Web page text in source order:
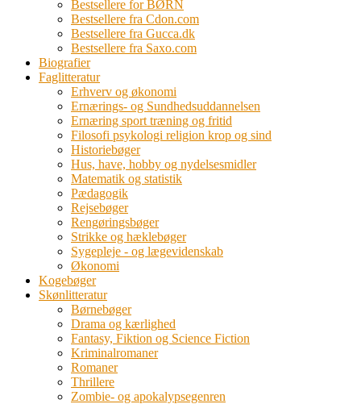
Bestsellere for BØRN
Bestsellere fra Cdon.com
Bestsellere fra Gucca.dk
Bestsellere fra Saxo.com
Biografier
Faglitteratur
Erhverv og økonomi
Ernærings- og Sundhedsuddannelsen
Ernæring sport træning og fritid
Filosofi psykologi religion krop og sind
Historiebøger
Hus, have, hobby og nydelsesmidler
Matematik og statistik
Pædagogik
Rejsebøger
Rengøringsbøger
Strikke og hæklebøger
Sygepleje - og lægevidenskab
Økonomi
Kogebøger
Skønlitteratur
Børnebøger
Drama og kærlighed
Fantasy, Fiktion og Science Fiction
Kriminalromaner
Romaner
Thrillere
Zombie- og apokalypsegenren